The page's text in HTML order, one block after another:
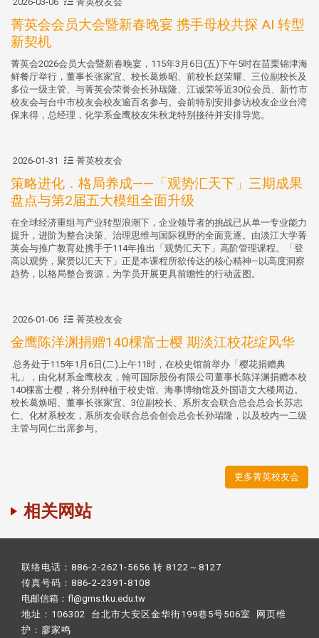
菁英会会员大会暨新春晚宴 携手母校共探 AI 转型
新契机
菁英会2026会员大会暨新春晚宴，115年3月6日(五)下午5时在苗栗锦津海
鲜餐厅举行，董事长张家宜、校长葛焕昭、前校长赵荣耀、三位副校长及
多位一级主管、与菁英会荣誉会长孙瑞隆、江诚荣等近30位会员、新竹市
校友会与台中市校友会校友逾百名参与。会前特别安排参访校友企业台湾
保来得，总经理，化学系金鹰校友朱秋龙特别接待并安排导览。
2026-01-31 菁英校友会
策略进化．格局养成——「观势汇天下」三期成果
盘点与第2届五大模组全面升级
在全球经济重组与产业转型浪潮下，企业领导者的挑战已从单一专业能力
提升，进阶为整合决策、治理思维与国际视野的全面竞逐。由淡江大学菁
英会与推广教育处携手于114年推出「观势汇天下」高阶管理课程。「登
高以观势，聚贤以汇天下」正是本课程所欲传达的核心精神—以高度洞察
趋势，以格局整合资源，为学员开展更具前瞻性的行动蓝图。
2026-01-06 菁英校友会
金鹰陈洋渊捐赠140棵富士樱 期淡江校花绽风华
总务处于115年1月6日(二)上午11时，在校史馆前举办「樱花捐赠典
礼」，由化材系金鹰校友，翰可国际股份有限公司董事长陈洋渊捐赠本校
140棵富士樱，将分别种植于校史馆、海事博物馆及外国语文大楼周边。
校长葛焕昭、董事长张家宜、3位副校长、系所友会联合总会总会长苏志
仁、化材系校友，系所友会联合总会创会总会长孙瑞隆，以及校内一二级
主管与同仁出席参与。
更多菁英校友会
相关网站
联络电话：886-2-2621-5656 转 8122～8127
传真号码：886-2-2391-8108
电邮信箱：fl@gms.tku.edu.tw
地址：106302 台北市大安区金华街199巷5号506室 网页维
护： 廖家鸣​